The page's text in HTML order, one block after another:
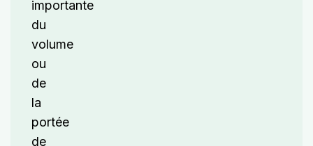
importante
du
volume
ou
de
la
portée
de